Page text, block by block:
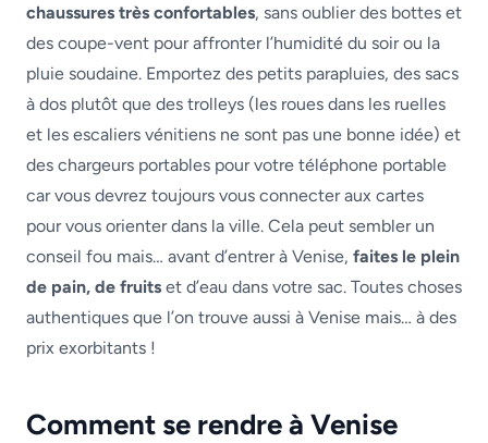
chaussures très confortables, sans oublier des bottes et
des coupe-vent pour affronter l’humidité du soir ou la
pluie soudaine. Emportez des petits parapluies, des sacs
à dos plutôt que des trolleys (les roues dans les ruelles
et les escaliers vénitiens ne sont pas une bonne idée) et
des chargeurs portables pour votre téléphone portable
car vous devrez toujours vous connecter aux cartes
pour vous orienter dans la ville. Cela peut sembler un
conseil fou mais… avant d’entrer à Venise, faites le plein
de pain, de fruits et d’eau dans votre sac. Toutes choses
authentiques que l’on trouve aussi à Venise mais… à des
prix exorbitants !
Comment se rendre à Venise